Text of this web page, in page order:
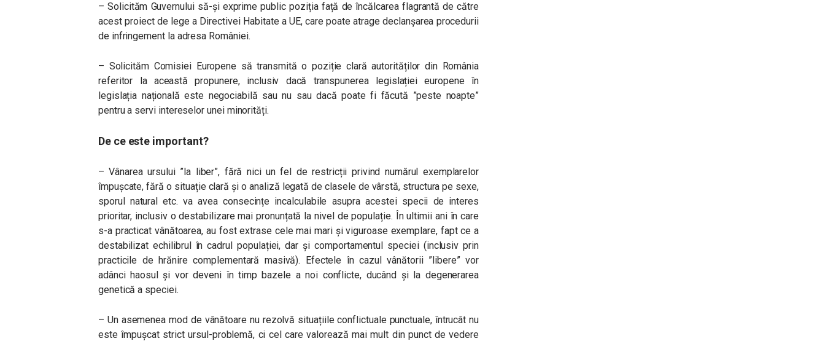
– Solicităm Guvernului să-și exprime public poziția față de încălcarea flagrantă de către
acest proiect de lege a Directivei Habitate a UE, care poate atrage declanșarea procedurii
de infringement la adresa României.
– Solicităm Comisiei Europene să transmită o poziție clară autorităților din România
referitor la această propunere, inclusiv dacă transpunerea legislației europene în
legislația națională este negociabilă sau nu sau dacă poate fi făcută ”peste noapte”
pentru a servi intereselor unei minorități.
De ce este important?
– Vânarea ursului ”la liber”, fără nici un fel de restricții privind numărul exemplarelor
împușcate, fără o situație clară și o analiză legată de clasele de vârstă, structura pe sexe,
sporul natural etc. va avea consecințe incalculabile asupra acestei specii de interes
prioritar, inclusiv o destabilizare mai pronunțată la nivel de populație. În ultimii ani în care
s-a practicat vânătoarea, au fost extrase cele mai mari și viguroase exemplare, fapt ce a
destabilizat echilibrul în cadrul populației, dar și comportamentul speciei (inclusiv prin
practicile de hrănire complementară masivă). Efectele în cazul vânătorii ”libere” vor
adânci haosul și vor deveni în timp bazele a noi conflicte, ducând și la degenerarea
genetică a speciei.
– Un asemenea mod de vânătoare nu rezolvă situațiile conflictuale punctuale, întrucât nu
este împușcat strict ursul-problemă, ci cel care valorează mai mult din punct de vedere